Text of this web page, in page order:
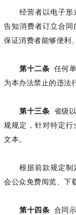
经营者以电子
告知消费者订立合
保证消费者能够便利
第十二条 任何
为本办法禁止的违法
第十三条 省级
规规定，针对特定
文本。
根据前款规定
会公众免费阅览、下
第十四条 合同